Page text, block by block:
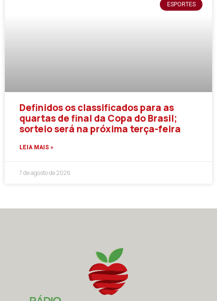
ESPORTES
Definidos os classificados para as
quartas de final da Copa do Brasil;
sorteio será na próxima terça-feira
LEIA MAIS »
7 de agosto de 2026